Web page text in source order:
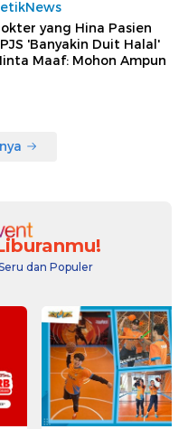
yang Hina Pasien
'Banyakin Duit Halal'
Maaf: Mohon Ampun
dan Populer